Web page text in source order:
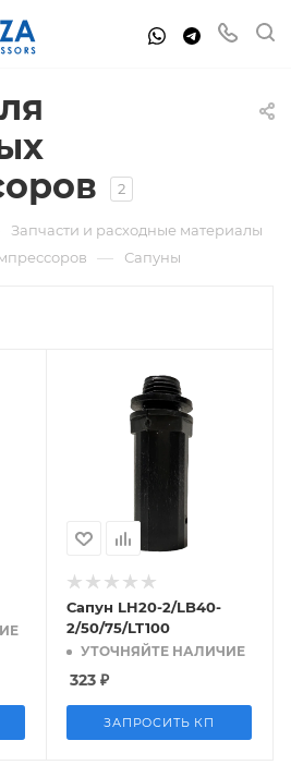
2
Запчасти и расходные материалы
— Сапуны
Сапун LH20-2/LB40-
2/50/75/LT100
УТОЧНЯЙТЕ НАЛИЧИЕ
323 ₽
ЗАПРОСИТЬ КП